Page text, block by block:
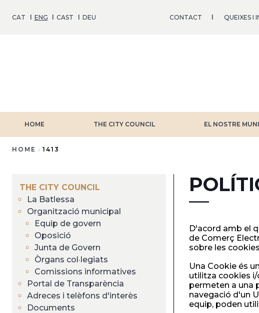
CAT ENG CAST DEU CONTACT QUEIXES I
HOME THE CITY COUNCIL EL NOSTRE
HOME 1413
THE CITY COUNCIL
La Batlessa
Organització municipal
Equip de govern
Oposició
Junta de Govern
Òrgans col·legiats
Comissions informatives
Portal de Transparència
Adreces i telèfons d'interès
Documents
D'acord amb el
de Comerç
sobre les
Una Cookie és
utilitza cookies
permeten a una
navegació d'un
equip, poden